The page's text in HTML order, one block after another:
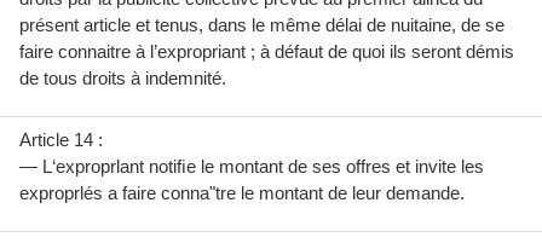
présent article et tenus, dans le même délai de nuitaine, de se
faire connaitre à l’expropriant ; à défaut de quoi ils seront démis
de tous droits à indemnité.
Article 14 :
— L‘exproprlant notiﬁe le montant de ses offres et invite les
exproprlés a faire conna"tre le montant de leur demande.